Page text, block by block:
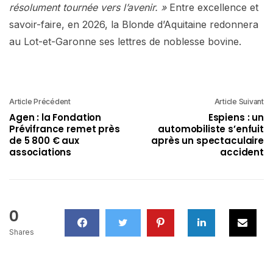
résolument tournée vers l’avenir. »Entre excellence et
savoir-faire, en 2026, la Blonde d’Aquitaine redonnera
au Lot-et-Garonne ses lettres de noblesse bovine.
Article Précédent
Agen : la Fondation
Prévifrance remet près
de 5 800 € aux
associations
Article Suivant
Espiens : un
automobiliste s’enfuit
après un spectaculaire
accident
0
Shares